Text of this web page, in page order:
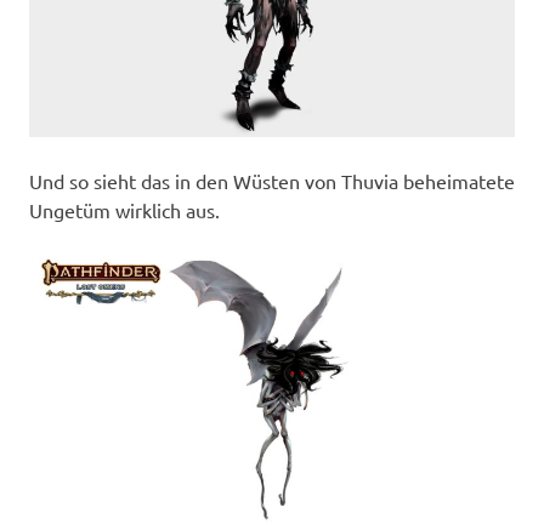
Und so sieht das in den Wüsten von Thuvia beheimatete
Ungetüm wirklich aus.